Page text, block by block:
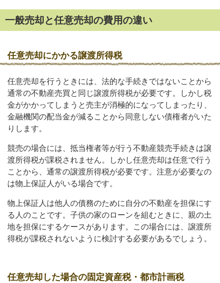
一般売却と任意売却の費用の違い
任意売却にかかる譲渡所得税
任意売却を行うときには、法的な手続きではないことから
通常の不動産売買と同じ譲渡所得税が必要です。しかし税
金がかかってしまうと売主が消極的になってしまったり、
金融機関の配当金が減ることから同意しない債権者がいた
りします。
競売の場合には、抵当権者等が行う不動産競売手続きは譲
渡所得税が課税されません。しかし任意売却は任意で行う
ことから、通常の譲渡所得税が必要です。注意が必要なの
は物上保証人がいる場合です。
物上保証人は他人の債務のために自分の不動産を担保にす
る人のことです。子供の家のローンを組むときに、親の土
地を担保にするケースがあります。この場合には、譲渡所
得税が課税されないように検討する必要があるでしょう。
任意売却した場合の固定資産税・都市計画税